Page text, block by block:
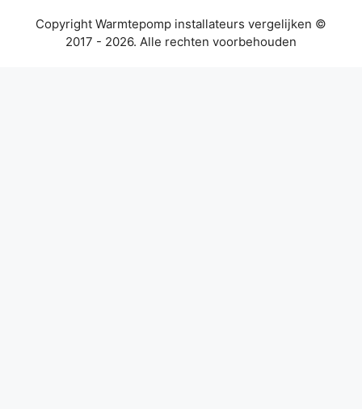
Copyright Warmtepomp installateurs vergelijken ©
2017 - 2026. Alle rechten voorbehouden